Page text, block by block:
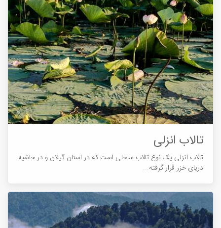
تالاب انزلی
تالاب انزلی یک نوع تالاب ساحلی است که در استان گیلان و در حاشیه
دریای خزر قرار گرفته...